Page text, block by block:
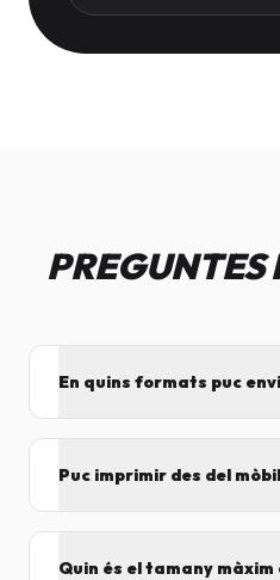
PREGUNTES
En quins formats puc
Word i Excel.
Puc imprimir des del
Quin és el tamany